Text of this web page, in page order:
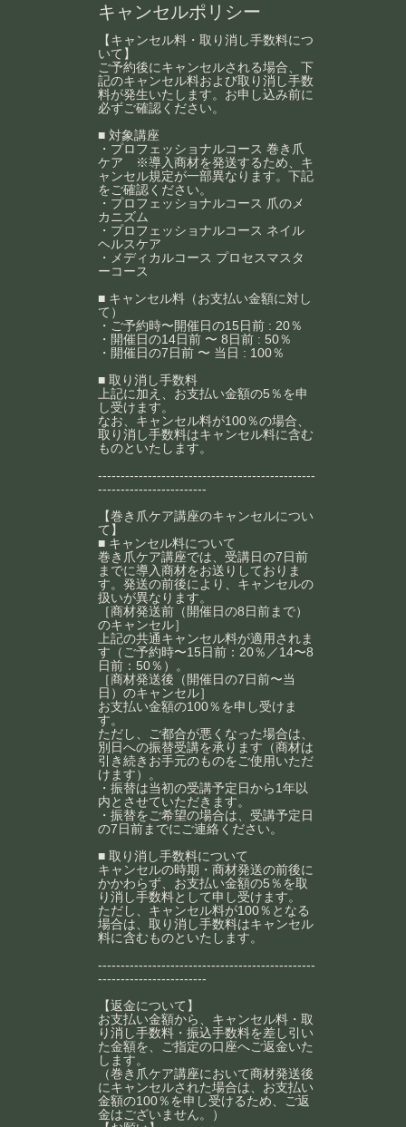
キャンセルポリシー
【キャンセル料・取り消し手数料につ
いて】
ご予約後にキャンセルされる場合、下
記のキャンセル料および取り消し手数
料が発生いたします。お申し込み前に
必ずご確認ください。
■ 対象講座
・プロフェッショナルコース 巻き爪
ケア ※導入商材を発送するため、キ
ャンセル規定が一部異なります。下記
をご確認ください。
・プロフェッショナルコース 爪のメ
カニズム
・プロフェッショナルコース ネイル
ヘルスケア
・メディカルコース プロセスマスタ
ーコース
■ キャンセル料（お支払い金額に対し
て）
・ご予約時〜開催日の15日前 : 20％
・開催日の14日前 〜 8日前 : 50％
・開催日の7日前 〜 当日 : 100％
■ 取り消し手数料
上記に加え、お支払い金額の5％を申
し受けます。
なお、キャンセル料が100％の場合、
取り消し手数料はキャンセル料に含む
ものといたします。
------------------------------------------------
------------------------
【巻き爪ケア講座のキャンセルについ
て】
■ キャンセル料について
巻き爪ケア講座では、受講日の7日前
までに導入商材をお送りしておりま
す。発送の前後により、キャンセルの
扱いが異なります。
［商材発送前（開催日の8日前まで）
のキャンセル］
上記の共通キャンセル料が適用されま
す（ご予約時〜15日前：20％／14〜8
日前：50％）。
［商材発送後（開催日の7日前〜当
日）のキャンセル］
お支払い金額の100％を申し受けま
す。
ただし、ご都合が悪くなった場合は、
別日への振替受講を承ります（商材は
引き続きお手元のものをご使用いただ
けます）。
・振替は当初の受講予定日から1年以
内とさせていただきます。
・振替をご希望の場合は、受講予定日
の7日前までにご連絡ください。
■ 取り消し手数料について
キャンセルの時期・商材発送の前後に
かかわらず、お支払い金額の5％を取
り消し手数料として申し受けます。
ただし、キャンセル料が100％となる
場合は、取り消し手数料はキャンセル
料に含むものといたします。
------------------------------------------------
------------------------
【返金について】
お支払い金額から、キャンセル料・取
り消し手数料・振込手数料を差し引い
た金額を、ご指定の口座へご返金いた
します。
（巻き爪ケア講座において商材発送後
にキャンセルされた場合は、お支払い
金額の100％を申し受けるため、ご返
金はございません。）